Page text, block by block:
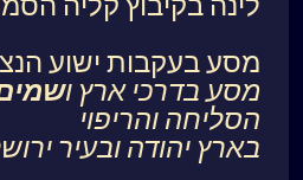
מסע בעקבות ישוע
מסע בדרכי ארץ ושמים
הסליחה והריפוי
בארץ יהודה ובעיר